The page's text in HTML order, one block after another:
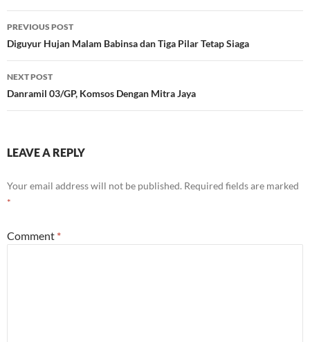
Post
navigation
PREVIOUS POST
Diguyur Hujan Malam Babinsa dan Tiga Pilar Tetap Siaga
NEXT POST
Danramil 03/GP, Komsos Dengan Mitra Jaya
LEAVE A REPLY
Your email address will not be published. Required fields are marked
*
Comment *